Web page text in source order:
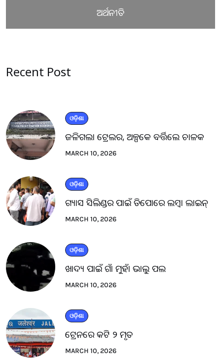
ଅର୍ଥନୀତି
Recent Post
ଓଡ଼ିଶା
ଜଳିଗଲା ଟ୍ରେଲର, ଅଳ୍ପକେ ବର୍ତ୍ତିଲେ ଚାଳକ
MARCH 10, 2026
ଓଡ଼ିଶା
ଗ୍ୟାସ ସିଲିଣ୍ଡର ପାଇଁ ଡିପୋରେ ଲମ୍ବା ଲାଇନ୍
MARCH 10, 2026
ଓଡ଼ିଶା
ଖାଦ୍ୟ ପାଇଁ ଗାଁ ମୁହାଁ ଭାଲୁ ପଲ
MARCH 10, 2026
ଓଡ଼ିଶା
ଟ୍ରେନରେ କଟି ୨ ମୃତ
MARCH 10, 2026